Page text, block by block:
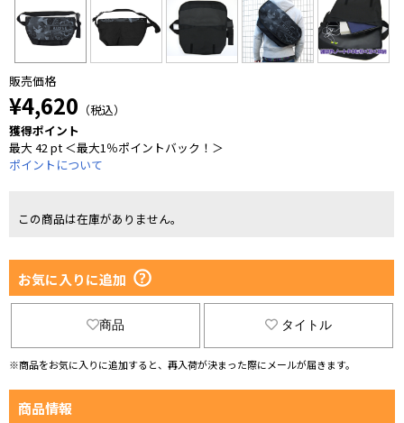
販売価格
¥4,620 （税込）
獲得ポイント
最大 42 pt ＜最大1％ポイントバック！＞
ポイントについて
この商品は在庫がありません。
お気に入りに追加
商品 タイトル
※商品をお気に入りに追加すると、再入荷が決まった際にメールが届きます。
商品情報